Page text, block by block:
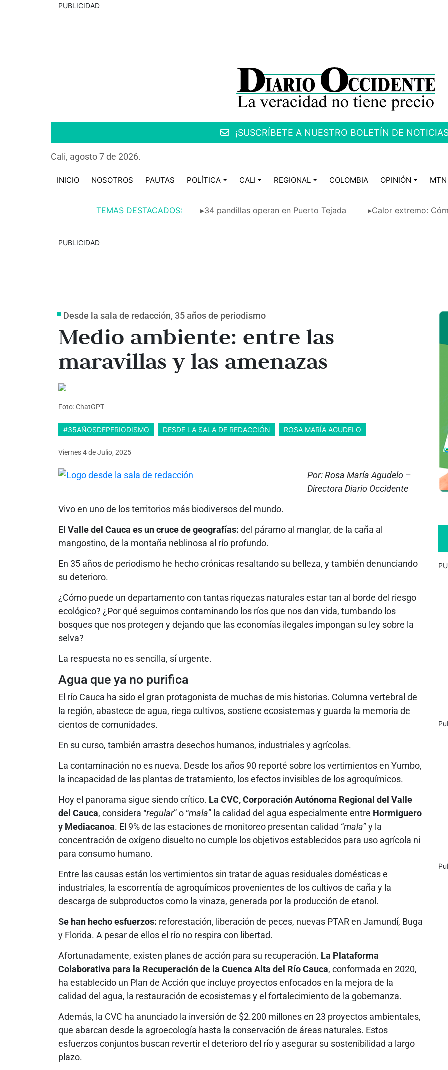
PUBLICIDAD
¡SUSCRÍBETE A NUESTRO BOLETÍN DE
Cali, agosto 7 de 2026.
INICIO NOSOTROS PAUTAS POLÍTICA CALI REGIONAL COLOMBIA OPINIÓN MTN
TEMAS DESTACADOS: ▸34 pandillas operan en Puerto Tejada ▸Calor extremo:
PUBLICIDAD
Desde la sala de redacción, 35 años de periodismo
Medio ambiente: entre las
maravillas y las amenazas
Foto: ChatGPT
#35AÑOSDEPERIODISMO DESDE LA SALA DE REDACCIÓN ROSA MARÍA AGUDELO
Viernes 4deJulio, 2025
Por: Rosa María Agudelo –
Directora Diario Occidente
Vivo en uno de los territorios más biodiversos del mundo.
El Valle del Cauca es un cruce de geografías: del páramo al manglar, de la caña al
mangostino, de la montaña neblinosa al río profundo.
En 35 años de periodismo he hecho crónicas resaltando su belleza, y también denunciando
su deterioro.
¿Cómo puede un departamento con tantas riquezas naturales estar tan al borde del riesgo
ecológico? ¿Por qué seguimos contaminando los ríos que nos dan vida, tumbando los
bosques que nos protegen y dejando que las economías ilegales impongan su ley sobre la
selva?
La respuesta no es sencilla, sí urgente.
Agua que ya no purifica
El río Cauca ha sido el gran protagonista de muchas de mis historias. Columna vertebral de
la región, abastece de agua, riega cultivos, sostiene ecosistemas y guarda la memoria de
cientos de comunidades.
En su curso, también arrastra desechos humanos, industriales y agrícolas.
La contaminación no es nueva. Desde los años 90 reporté sobre los vertimientos en Yumbo,
la incapacidad de las plantas de tratamiento, los efectos invisibles de los agroquímicos.
Hoy el panorama sigue siendo crítico. La CVC, Corporación Autónoma Regional del Valle
del Cauca, considera “regular” o “mala” la calidad del agua especialmente entre Hormiguero
y Mediacanoa. El 9% de las estaciones de monitoreo presentan calidad “mala” y la
concentración de oxígeno disuelto no cumple los objetivos establecidos para uso agrícola ni
para consumo humano.
Entre las causas están los vertimientos sin tratar de aguas residuales domésticas e
industriales, la escorrentía de agroquímicos provenientes de los cultivos de caña y la
descarga de subproductos como la vinaza, generada por la producción de etanol.
Se han hecho esfuerzos: reforestación, liberación de peces, nuevas PTAR en Jamundí, Buga
y Florida. A pesar de ellos el río no respira con libertad.
Afortunadamente, existen planes de acción para su recuperación. La Plataforma
Colaborativa para la Recuperación de la Cuenca Alta del Río Cauca, conformada en 2020,
ha establecido un Plan de Acción que incluye proyectos enfocados en la mejora de la
calidad del agua, la restauración de ecosistemas y el fortalecimiento de la gobernanza.
Además, la CVC ha anunciado la inversión de $2.200 millones en 23 proyectos ambientales,
que abarcan desde la agroecología hasta la conservación de áreas naturales. Estos
esfuerzos conjuntos buscan revertir el deterioro del río y asegurar su sostenibilidad a largo
plazo.